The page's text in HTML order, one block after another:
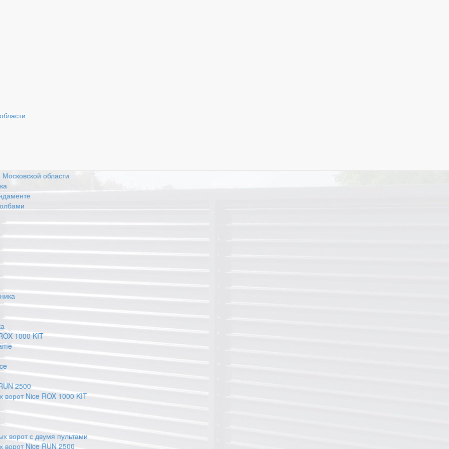
области
ворот Nice ROX 1000 KIT
ворот Nice RUN 2500
1000 KIT
2500
ворот с двумя пультами